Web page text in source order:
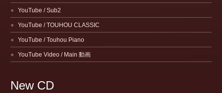
YouTube / Sub2
YouTube / TOUHOU CLASSIC
YouTube / Touhou Piano
YouTube Video / Main 動画
New CD